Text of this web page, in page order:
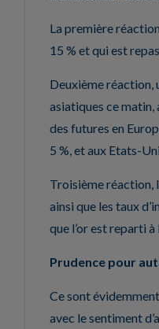
La première
15 % et qui est
Deuxième réaction,
asiatiques ce matin,
des futures en
5 %, et aux Etats-
Troisième réaction,
ainsi que les taux
que l’or est reparti à
Prudence pour
Ce sont
avec le sentiment